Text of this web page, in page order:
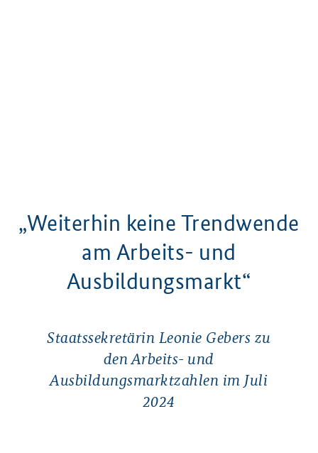
„Weiterhin keine Trendwende
am Arbeits- und
Ausbildungsmarkt“
Staatssekretärin Leonie Gebers zu
den Arbeits- und
Ausbildungsmarktzahlen im Juli
2024